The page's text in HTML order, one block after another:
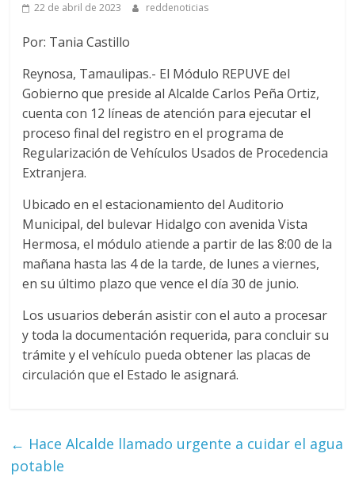
22 de abril de 2023 reddenoticias
Por: Tania Castillo
Reynosa, Tamaulipas.- El Módulo REPUVE del
Gobierno que preside al Alcalde Carlos Peña Ortiz,
cuenta con 12 líneas de atención para ejecutar el
proceso final del registro en el programa de
Regularización de Vehículos Usados de Procedencia
Extranjera.
Ubicado en el estacionamiento del Auditorio
Municipal, del bulevar Hidalgo con avenida Vista
Hermosa, el módulo atiende a partir de las 8:00 de la
mañana hasta las 4 de la tarde, de lunes a viernes,
en su último plazo que vence el día 30 de junio.
Los usuarios deberán asistir con el auto a procesar
y toda la documentación requerida, para concluir su
trámite y el vehículo pueda obtener las placas de
circulación que el Estado le asignará.
← Hace Alcalde llamado urgente a cuidar el agua
potable